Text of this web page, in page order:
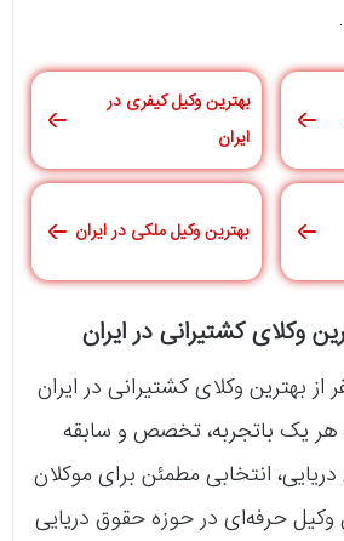
بهترین وکیل کیفری در
ایران
بهترین وکیل ملکی در ایران
لیست ۱۰ نفر از بهترین وکلای کشتیرانی در ایران
هر یک باتجربه، تخصص و سابقه
انتخابی مطمئن برای موکلان
وکیل حرفه‌ای در حوزه حقوق دریایی